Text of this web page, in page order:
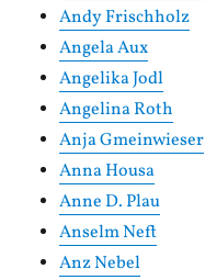
Andy Frischholz
Angela Aux
Angelika Jodl
Angelina Roth
Anja Gmeinwieser
Anna Housa
Anne D. Plau
Anselm Neft
Anz Nebel